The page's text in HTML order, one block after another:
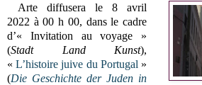
Arte diffusera le 8 avril
2022 à 00 h 00, dans le cadre
d’« Invitation au voyage »
(Stadt Land Kunst),
«L’histoire juive du Portugal »
(Die Geschichte der Juden in